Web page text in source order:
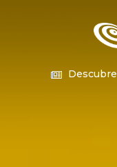
Descubre